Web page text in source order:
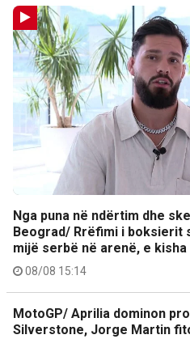
Nga puna në ndërtim dhe
Beograd/ Rrëfimi i boksierit
mijë serbë në arenë, e
08/08 15:14
MotoGP/ Aprilia dominon
Silverstone, Jorge Martin